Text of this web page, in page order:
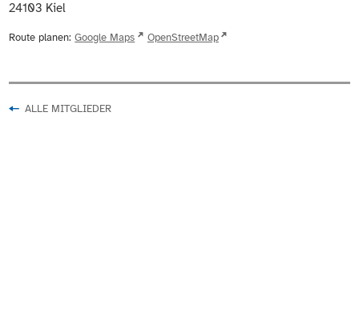
24103 Kiel
Route planen: Google Maps OpenStreetMap
ALLE MITGLIEDER